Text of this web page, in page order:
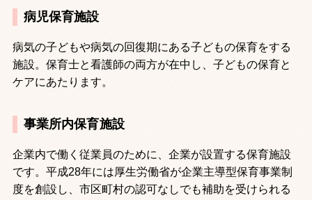
病児保育施設
病気の子どもや病気の回復期にある子どもの保育をする
施設。保育士と看護師の両方が在中し、子どもの保育と
ケアにあたります。
事業所内保育施設
企業内で働く従業員のために、企業が設置する保育施設
です。平成28年には厚生労働省が企業主導型保育事業制
度を創設し、市区町村の認可なしでも補助を受けられる